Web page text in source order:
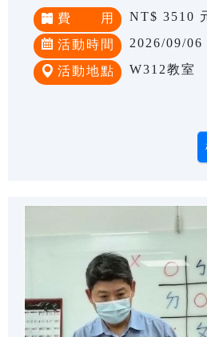
費 用 NT$ 3510
活動時間 2026/09/
活動地點 W312教室